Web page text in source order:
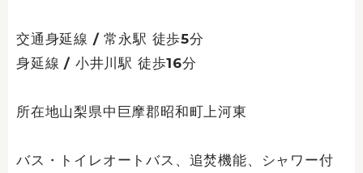
交通身延線 / 常永駅 徒歩5分
身延線 / 小井川駅 徒歩16分
所在地山梨県中巨摩郡昭和町上河東
バス・トイレオートバス、追焚機能、シャワー付